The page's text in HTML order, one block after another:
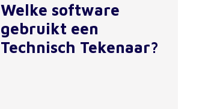
Welke software
gebruikt een
Technisch Tekenaar?